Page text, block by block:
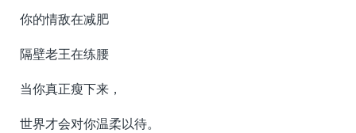
你的情敌在减肥
隔壁老王在练腰
当你真正瘦下来，
世界才会对你温柔以待。